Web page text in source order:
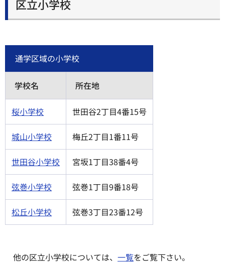
区立小学校
通学区域の小学校
学校名 所在地
桜小学校 世田谷2丁目4番15号
城山小学校 梅丘2丁目1番11号
世田谷小学校 宮坂1丁目38番4号
弦巻小学校 弦巻1丁目9番18号
松丘小学校 弦巻3丁目23番12号
他の区立小学校については、 一覧をご覧下さい。